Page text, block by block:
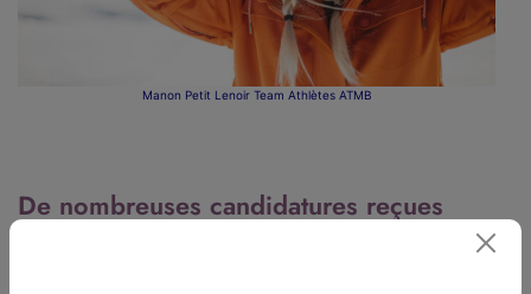
Manon Petit Lenoir Team Athlètes ATMB
De nombreuses candidatures reçues